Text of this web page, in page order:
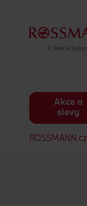
Akce a
slevy
ROSSMANN.cz